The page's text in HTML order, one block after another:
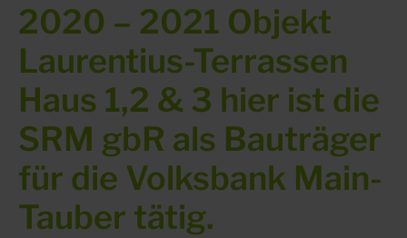
2020 – 2021 Objekt
Laurentius-Terrassen
Haus 1,2 & 3 hier ist die
SRM gbR als Bauträger
für die Volksbank Main-
Tauber tätig.